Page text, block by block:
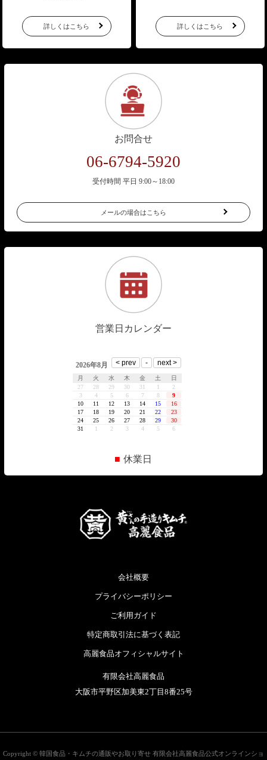
詳しくはこちら 詳しくはこちら
お問合せ
06-6794-5920
受付時間 平日 9:00～18:00
メールの場合はこちら
営業日カレンダー
■ 休業日
会社概要
プライバシーポリシー
ご利用ガイド
特定商取引法に基づく表記
高麗食品オフィシャルサイト
有限会社高麗食品
大阪市平野区加美東2丁目8番25号
Copyright © 韓国食品・キムチの通販やお取り寄せ 有限会社高麗食品公式オンラインショ